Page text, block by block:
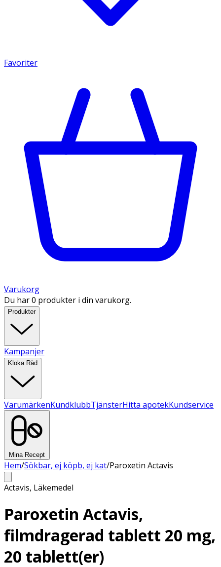
Favoriter
Varukorg
Du har 0 produkter i din varukorg.
Produkter
Kampanjer
Kloka Råd
VarumärkenKundklubbTjänsterHitta apotekKundservice
Mina Recept
Hem/Sökbar, ej köpb, ej kat/Paroxetin Actavis
Actavis, Läkemedel
Paroxetin Actavis,
filmdragerad tablett 20 mg,
20 tablett(er)